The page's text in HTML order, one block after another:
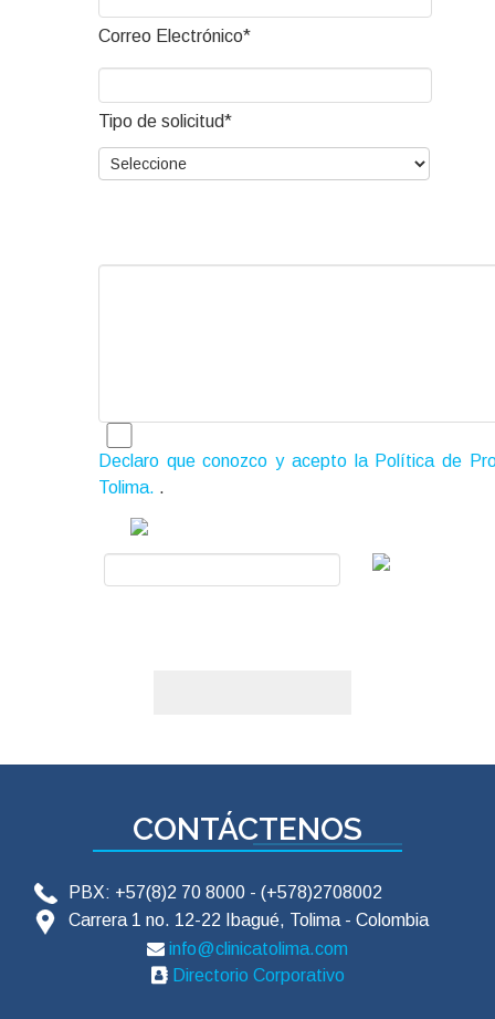
Correo Electrónico*
Tipo de solicitud*
Declaro que conozco y acepto la Política de
Tolima. .
CONTÁCTENOS
PBX: +57(8)2 70 8000 - (+578)2708002
Carrera 1 no. 12-22 Ibagué, Tolima - Colombia
info@clinicatolima.com
Directorio Corporativo